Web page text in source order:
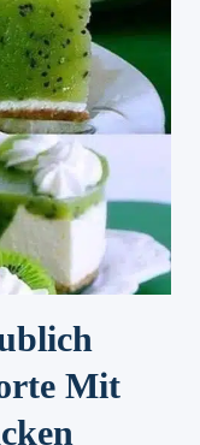
Mit